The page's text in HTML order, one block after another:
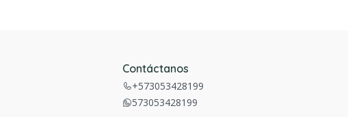
Contáctanos
+573053428199
573053428199